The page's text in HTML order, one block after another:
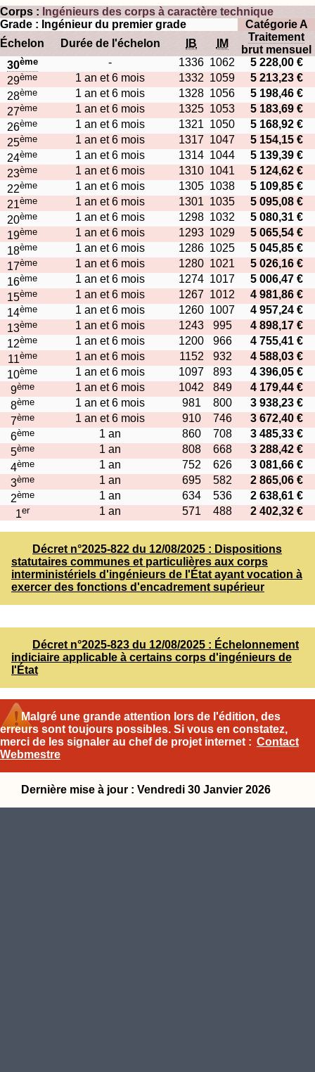
Corps : Ingénieurs des corps à caractère technique
Grade : Ingénieur du premier grade
Catégorie A
Échelon
Durée de l'échelon IB IM
Traitement
brut mensuel
30ème - 1336 1062
5 228,00 €
29ème 1 an et 6 mois 1332 1059
5 213,23 €
28ème 1 an et 6 mois 1328 1056
5 198,46 €
27ème 1 an et 6 mois 1325 1053
5 183,69 €
26ème 1 an et 6 mois 1321 1050
5 168,92 €
25ème 1 an et 6 mois 1317 1047
5 154,15 €
24ème 1 an et 6 mois 1314 1044
5 139,39 €
23ème 1 an et 6 mois 1310 1041
5 124,62 €
22ème 1 an et 6 mois 1305 1038
5 109,85 €
21ème 1 an et 6 mois 1301 1035
5 095,08 €
20ème 1 an et 6 mois 1298 1032
5 080,31 €
19ème 1 an et 6 mois 1293 1029
5 065,54 €
18ème 1 an et 6 mois 1286 1025
5 045,85 €
17ème 1 an et 6 mois 1280 1021
5 026,16 €
16ème 1 an et 6 mois 1274 1017
5 006,47 €
15ème 1 an et 6 mois 1267 1012
4 981,86 €
14ème 1 an et 6 mois 1260 1007
4 957,24 €
13ème 1 an et 6 mois 1243 995
4 898,17 €
12ème 1 an et 6 mois 1200 966
4 755,41 €
11ème 1 an et 6 mois 1152 932
4 588,03 €
10ème 1 an et 6 mois 1097 893
4 396,05 €
9ème 1 an et 6 mois 1042 849
4 179,44 €
8ème 1 an et 6 mois 981 800
3 938,23 €
7ème 1 an et 6 mois 910 746
3 672,40 €
6ème 1 an 860 708
3 485,33 €
5ème 1 an 808 668
3 288,42 €
4ème 1 an 752 626
3 081,66 €
3ème 1 an 695 582
2 865,06 €
2ème 1 an 634 536
2 638,61 €
1er 1 an 571 488 2 402,32 €
Décret n°2025-822 du 12/08/2025 : Dispositions
statutaires communes et particulières aux corps
interministériels d'ingénieurs de l'État ayant vocation à
exercer des fonctions d'encadrement supérieur
Décret n°2025-823 du 12/08/2025 : Échelonnement
indiciaire applicable à certains corps d'ingénieurs de
l'État
Malgré une grande attention lors de l'édition, des
erreurs sont toujours possibles. Si vous en constatez,
merci de les signaler au chef de projet internet : Contact
Webmestre
Dernière mise à jour : Vendredi 30 Janvier 2026